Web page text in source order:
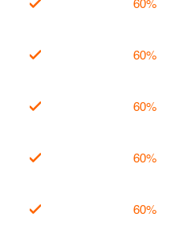
60%
60%
60%
60%
60%